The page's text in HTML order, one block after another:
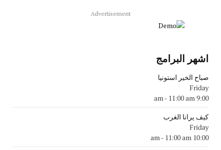
Advertisement
اشهر البرامج
صباح الخير استونيا
Friday
9:00 am
- 11:00 am
كيف يرانا الغرب
Friday
10:00 am
- 11:00 am